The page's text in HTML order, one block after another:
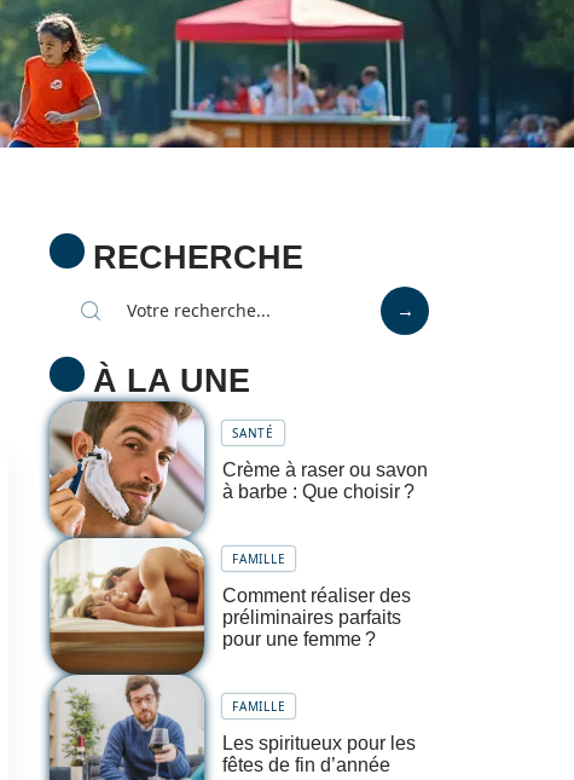
RECHERCHE
À LA UNE
SANTÉ
Crème à raser ou savon
à barbe : Que choisir ?
FAMILLE
Comment réaliser des
préliminaires parfaits
pour une femme ?
FAMILLE
Les spiritueux pour les
fêtes de fin d’année